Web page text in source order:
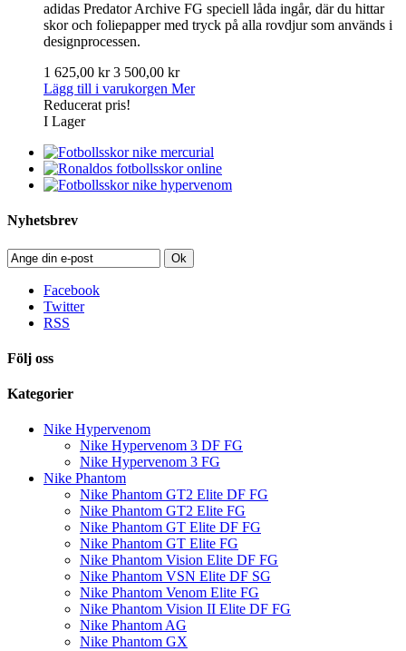
adidas Predator Archive FG speciell låda ingår, där du hittar
skor och foliepapper med tryck på alla rovdjur som används i
designprocessen.
1 625,00 kr3 500,00 kr
Lägg till i varukorgen Mer
Reducerat pris!
I Lager
Nyhetsbrev
Ok
Facebook
Twitter
RSS
Följ oss
Kategorier
Nike Hypervenom
Nike Hypervenom 3 DF FG
Nike Hypervenom 3 FG
Nike Phantom
Nike Phantom GT2 Elite DF FG
Nike Phantom GT2 Elite FG
Nike Phantom GT Elite DF FG
Nike Phantom GT Elite FG
Nike Phantom Vision Elite DF FG
Nike Phantom VSN Elite DF SG
Nike Phantom Venom Elite FG
Nike Phantom Vision II Elite DF FG
Nike Phantom AG
Nike Phantom GX